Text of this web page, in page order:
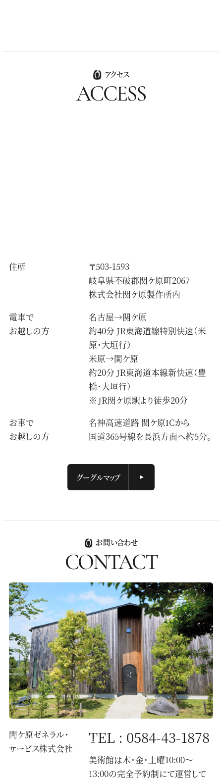
アクセス
ACCESS
住所
〒503-1593
岐阜県不破郡関ケ原町2067
株式会社関ケ原製作所内
電車で
お越しの方
名古屋→関ケ原
約40分 JR東海道線特別快速（米
原・大垣行）
米原→関ケ原
約20分 JR東海道本線新快速（豊
橋・大垣行）
JR関ケ原駅より徒歩20分
お車で
お越しの方
名神高速道路 関ケ原ICから
国道365号線を長浜方面へ約5分。
グーグルマップ
お問い合わせ
CONTACT
関ケ原ゼネラル・
サービス株式会社
TEL : 0584-43-1878
美術館は木・金・土曜10:00〜
13:00の完全予約制にて運営して
岐阜県不破郡関ケ原町2067